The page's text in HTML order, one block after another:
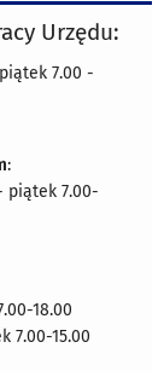
Urzędu:
7.00 -
:
piątek 7.00-
18.00
7.00-15.00